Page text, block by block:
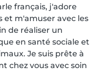
français, j'adore
et m'amuser avec les
de réaliser un
en santé sociale et
Je suis prête à
chez vous avec soin